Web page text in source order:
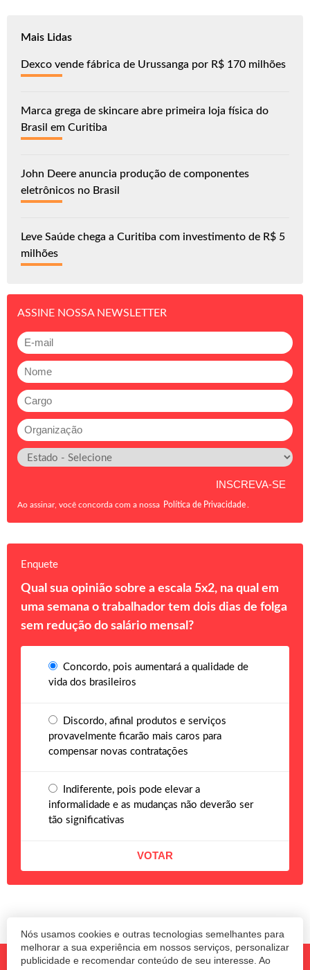
Nós usamos cookies e outras tecnologias semelhantes para
melhorar a sua experiência em nossos serviços, personalizar
publicidade e recomendar conteúdo de seu interesse. Ao
Mais Lidas
Dexco vende fábrica de Urussanga por R$ 170 milhões
Marca grega de skincare abre primeira loja física do
Brasil em Curitiba
John Deere anuncia produção de componentes
eletrônicos no Brasil
Leve Saúde chega a Curitiba com investimento de R$ 5
milhões
ASSINE NOSSA NEWSLETTER
Ao assinar, você concorda com a nossa Política de Privacidade
Enquete
Qual sua opinião sobre a escala 5x2, na qual em
uma semana o trabalhador tem dois dias de folga
sem redução do salário mensal?
Concordo, pois aumentará a qualidade de
vida dos brasileiros
Discordo, afinal produtos e serviços
provavelmente ficarão mais caros para
compensar novas contratações
Indiferente, pois pode elevar a
informalidade e as mudanças não deverão ser
tão significativas